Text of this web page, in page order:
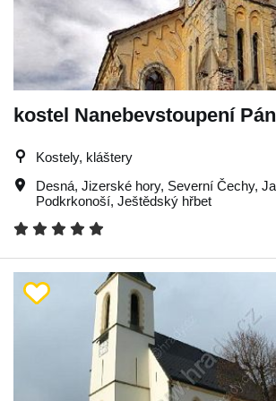
kostel Nanebevstoupení
Kostely, kláštery
Desná, Jizerské hory, Severní Čechy,
Podkrkonoší, Ještědský hřbet